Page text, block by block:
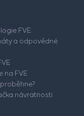
FVE
a odpovědné
na FVE
návratnosti